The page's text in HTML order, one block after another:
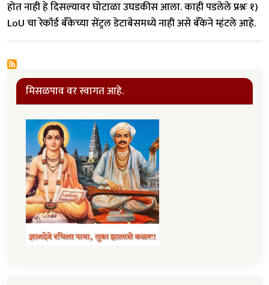
होत नाही हे दिसल्यावर घोटाळा उघडकीस आला. काही पडलेले प्रश्नः १)
LoU चा रेकॉर्ड बँकेच्या सेंट्रल डेटाबेसमध्ये नाही असे बँकेने म्हंटले आहे.
मिसळपाव वर स्वागत आहे.